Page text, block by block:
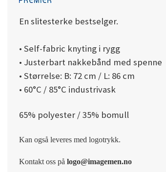
En slitesterke bestselger.
• Self-fabric knyting i rygg
• Justerbart nakkebånd med spenne
• Størrelse: B: 72 cm / L: 86 cm
• 60°C / 85°C industrivask
65% polyester / 35% bomull
Kan også leveres med logotrykk.
Kontakt oss på logo@imagemen.no